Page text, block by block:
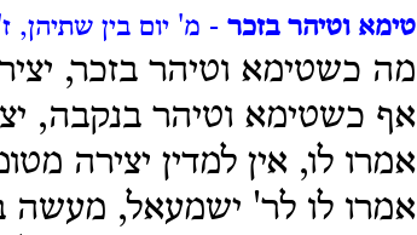
טימא וטיהר בזכר - מ' יום בין שתיהן,
מה כשטימא וטיהר בזכר,
אף כשטימא וטיהר בנקבה,
אמרו לו, אין למדין יצירה
אמרו לו לר' ישמעאל, מעשה